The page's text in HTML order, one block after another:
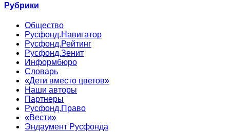
Рубрики
Общество
Русфонд.Навигатор
Русфонд.Рейтинг
Русфонд.Зенит
Информбюро
Словарь
«Дети вместо цветов»
Наши авторы
Партнеры
Русфонд.Право
«Вести»
Эндаумент Русфонда